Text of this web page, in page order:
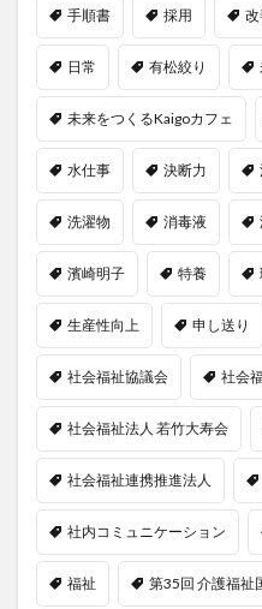
手順書 採用
日常 有松絞り
未来をつくるKaigoカフェ
水仕事 決断力
洗濯物 消毒液
濱崎明子 特養
生産性向上 申し送り
社会福祉協議会 社会
社会福祉法人 若竹大寿会
社会福祉連携推進法人
社内コミュニケーション
福祉 第35回 介護福祉